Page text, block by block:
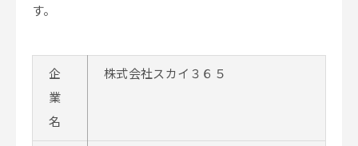
す。
企
業
名
株式会社スカイ３６５